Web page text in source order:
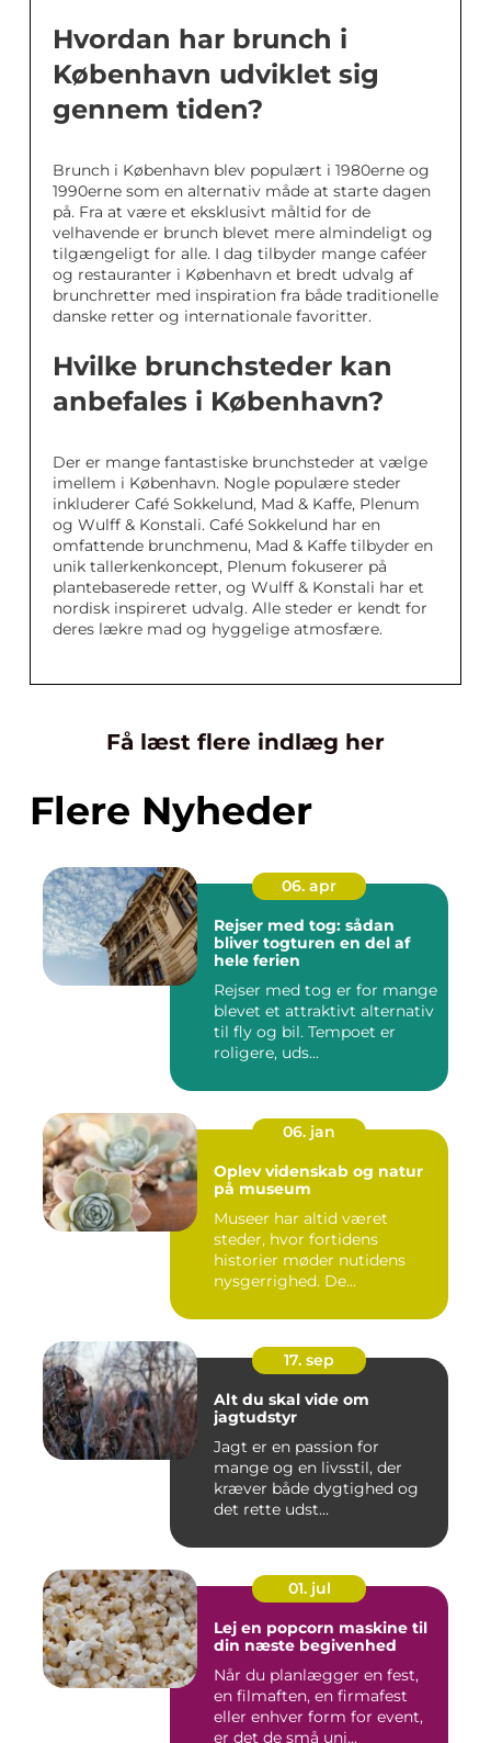
Hvordan har brunch i
København udviklet sig
gennem tiden?
Brunch i København blev populært i 1980erne og
1990erne som en alternativ måde at starte dagen
på. Fra at være et eksklusivt måltid for de
velhavende er brunch blevet mere almindeligt og
tilgængeligt for alle. I dag tilbyder mange caféer
og restauranter i København et bredt udvalg af
brunchretter med inspiration fra både traditionelle
danske retter og internationale favoritter.
Hvilke brunchsteder kan
anbefales i København?
Der er mange fantastiske brunchsteder at vælge
imellem i København. Nogle populære steder
inkluderer Café Sokkelund, Mad & Kaffe, Plenum
og Wulff & Konstali. Café Sokkelund har en
omfattende brunchmenu, Mad & Kaffe tilbyder en
unik tallerkenkoncept, Plenum fokuserer på
plantebaserede retter, og Wulff & Konstali har et
nordisk inspireret udvalg. Alle steder er kendt for
deres lækre mad og hyggelige atmosfære.
Få læst flere indlæg her
Flere Nyheder
06. apr
Rejser med tog: sådan
bliver togturen en del af
hele ferien
Rejser med tog er for mange
blevet et attraktivt alternativ
til fly og bil. Tempoet er
roligere, uds...
06. jan
Oplev videnskab og natur
på museum
Museer har altid været
steder, hvor fortidens
historier møder nutidens
nysgerrighed. De...
17. sep
Alt du skal vide om
jagtudstyr
Jagt er en passion for
mange og en livsstil, der
kræver både dygtighed og
det rette udst...
01. jul
Lej en popcorn maskine til
din næste begivenhed
Når du planlægger en fest,
en filmaften, en firmafest
eller enhver form for event,
er det de små uni...